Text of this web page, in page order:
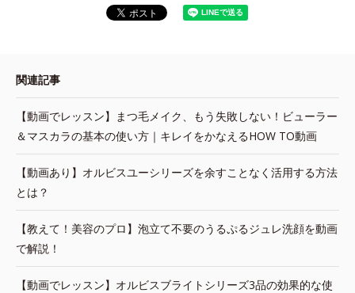
関連記事
【動画でレッスン】まつ毛メイク、もう失敗しない！ビューラー
＆マスカラの基本の使い方｜キレイをかなえるHOW TO動画
【動画あり】オルビスユーシリーズを余すことなく活用する方法
とは？
【教えて！美容のプロ】泡立て不要のうるぷるジュレ洗顔を動画
で解説！
【動画でレッスン】オルビスブライトシリーズ3品の効果的な使